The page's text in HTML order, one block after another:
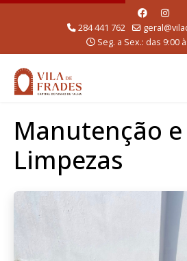
284 441 762
Seg. a Sex.: das 9:00
Manutenção e
Limpezas